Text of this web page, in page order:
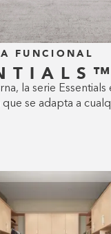
FUNCIONAL
la serie Essentials
se adapta a